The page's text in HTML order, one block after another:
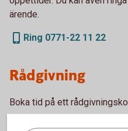
ärende.
Ring 0771-22 11 22
Rådgivning
Boka tid på ett
Bolån och allt som hör